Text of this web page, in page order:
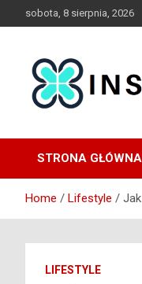
to
sobota, 8 sierpnia, 2026
STRONA GŁÓWNA
Home Lifestyle
LIFESTYLE